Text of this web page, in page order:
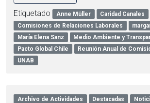
Etiquetado Anne Müller
Caridad Canales
Comisiones de Relaciones Laborales
María Elena Sanz
Medio Ambiente y
Pacto Global Chile
Reunión Anual de
UNAB
Archivo de Actividades Destacadas